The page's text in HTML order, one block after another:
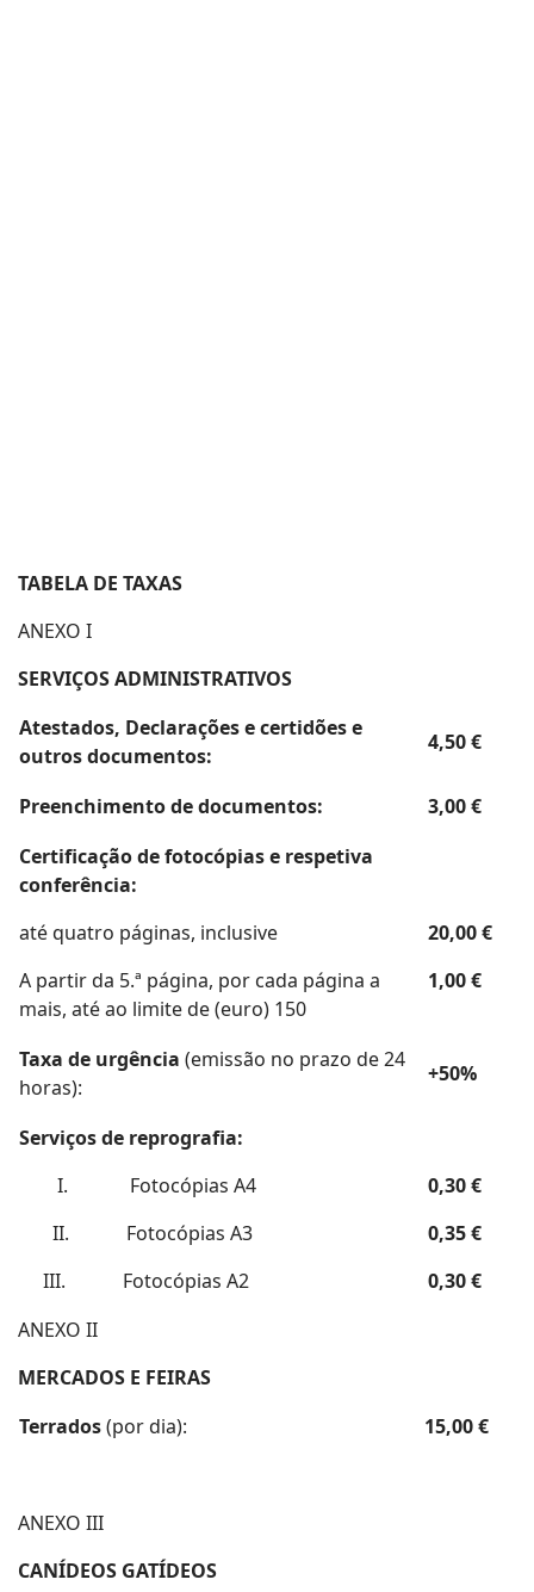
TABELA DE TAXAS
ANEXO I
SERVIÇOS ADMINISTRATIVOS
Atestados, Declarações e certidões e
outros documentos:
4,50 €
Preenchimento de documentos:
3,00 €
Certificação de fotocópias e respetiva
conferência:
até quatro páginas, inclusive
A partir da 5.ª página, por cada página a
mais, até ao limite de (euro) 150
20,00 €
1,00 €
Taxa de urgência (emissão no prazo de 24
horas):
+50%
Serviços de reprografia:
I. Fotocópias A4
II. Fotocópias A3
III. Fotocópias A2
0,30 €
0,35 €
0,30 €
ANEXO II
MERCADOS E FEIRAS
Terrados(por dia): 15,00 €
ANEXO III
CANÍDEOS GATÍDEOS